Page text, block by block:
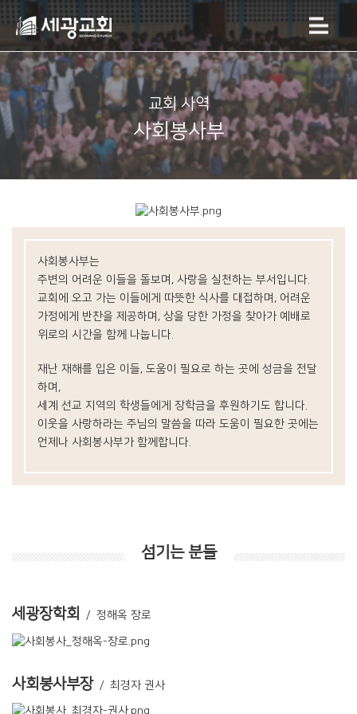
교회 사역
사회봉사부
사회봉사부는
주변의 어려운 이들을 돌보며, 사랑을 실천하는 부서입니다.
교회에 오고 가는 이들에게 따뜻한 식사를 대접하며, 어려운
가정에게 반찬을 제공하며, 상을 당한 가정을 찾아가 예배로
위로의 시간을 함께 나눕니다.
재난 재해를 입은 이들, 도움이 필요로 하는 곳에 성금을 전달
하며,
세계 선교 지역의 학생들에게 장학금을 후원하기도 합니다.
이웃을 사랑하라는 주님의 말씀을 따라 도움이 필요한 곳에는
언제나 사회봉사부가 함께합니다.
섬기는 분들
세광장학회 / 정해옥 장로
사회봉사부장/ 최경자 권사